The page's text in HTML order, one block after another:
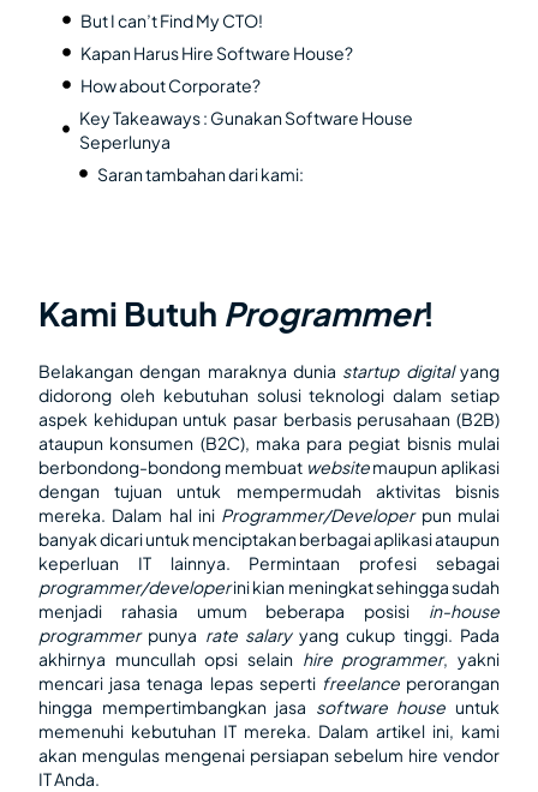
But I can’t Find My CTO!
Kapan Harus Hire Software House?
How about Corporate?
Key Takeaways : Gunakan Software House
Seperlunya
Saran tambahan dari kami:
Kami Butuh Programmer!
Belakangan dengan maraknya dunia startup digitalyang
didorong oleh kebutuhan solusi teknologi dalam setiap
aspek kehidupan untuk pasar berbasis perusahaan (B2B)
ataupun konsumen (B2C), maka para pegiat bisnis mulai
berbondong-bondong membuat websitemaupun aplikasi
dengan tujuan untuk mempermudah aktivitas bisnis
mereka. Dalam hal ini Programmer/Developerpun mulai
banyak dicari untuk menciptakan berbagai aplikasi ataupun
keperluan IT lainnya. Permintaan profesi sebagai
programmer/developerini kian meningkat sehingga sudah
menjadi rahasia umum beberapa posisi in-house
programmerpunya rate salaryyang cukup tinggi. Pada
akhirnya muncullah opsi selain hire programmer, yakni
mencari jasa tenaga lepas seperti freelanceperorangan
hingga mempertimbangkan jasa software house untuk
memenuhi kebutuhan IT mereka. Dalam artikel ini, kami
akan mengulas mengenai persiapan sebelum hire vendor
IT Anda.